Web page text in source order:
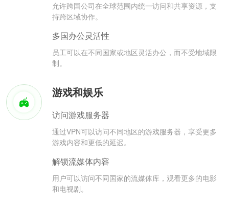
允许跨国公司在全球范围内统一访问和共享资源，支
持跨区域协作。
多国办公灵活性
员工可以在不同国家或地区灵活办公，而不受地域限
制。
游戏和娱乐
访问游戏服务器
通过VPN可以访问不同地区的游戏服务器，享受更多
游戏内容和更低的延迟。
解锁流媒体内容
用户可以访问不同国家的流媒体库，观看更多的电影
和电视剧。